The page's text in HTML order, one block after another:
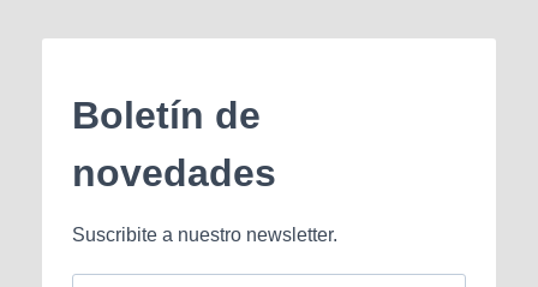
Boletín de
novedades
Suscribite a nuestro newsletter.